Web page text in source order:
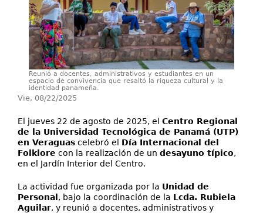
Contáctenos
Reunió a docentes, administrativos y estudiantes en un
espacio de convivencia que resaltó la riqueza cultural y la
identidad panameña.
Vie, 08/22/2025
El jueves 22 de agosto de 2025, el Centro Regional
de la Universidad Tecnológica de Panamá (UTP)
en Veraguas celebró el Día Internacional del
Folklore con la realización de un desayuno típico,
en el Jardín Interior del Centro.
La actividad fue organizada por la Unidad de
Personal , bajo la coordinación de la Lcda. Rubiela
Aguilar, y reunió a docentes, administrativos y